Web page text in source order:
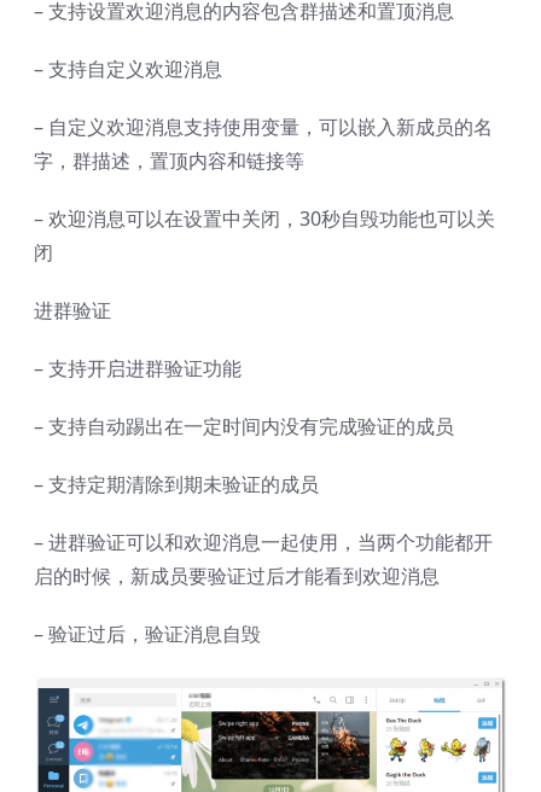
– 支持设置欢迎消息的内容包含群描述和置顶消息
– 支持自定义欢迎消息
– 自定义欢迎消息支持使用变量，可以嵌入新成员的名
字，群描述，置顶内容和链接等
– 欢迎消息可以在设置中关闭，30秒自毁功能也可以关
闭
进群验证
– 支持开启进群验证功能
– 支持自动踢出在一定时间内没有完成验证的成员
– 支持定期清除到期未验证的成员
– 进群验证可以和欢迎消息一起使用，当两个功能都开
启的时候，新成员要验证过后才能看到欢迎消息
– 验证过后，验证消息自毁